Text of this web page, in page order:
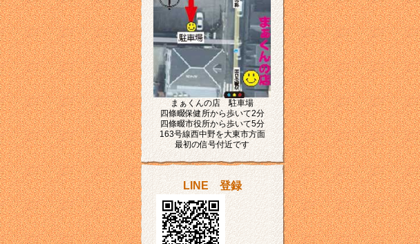
まぁくんの店 駐車場
四條畷保健所から歩いて2分
四條畷市役所から歩いて5分
163号線西中野を大東市方面
最初の信号付近です
LINE 登録